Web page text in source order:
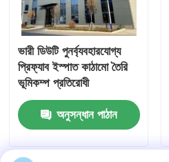
ভারী ডিউটি ​​পুনর্ব্যবহারযোগ্য
প্রিফ্যাব ইস্পাত কাঠামো তৈরি
ভূমিকম্প প্রতিরোধী
অনুসন্ধান পাঠান